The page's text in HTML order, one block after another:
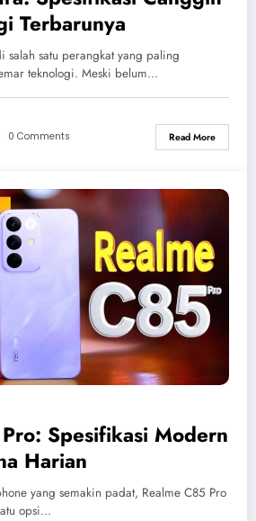
Terbarunya
salah satu perangkat yang paling
teknologi. Meski belum…
0 Comments Read More
Spesifikasi Modern
Harian
yang semakin padat, Realme C85 Pro
opsi…